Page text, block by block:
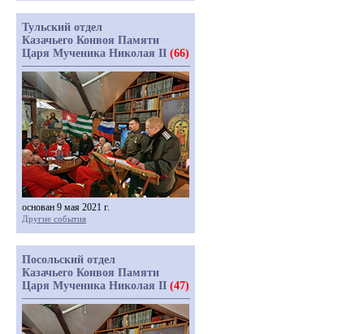
Тульский отдел
Казачьего Конвоя Памяти
Царя Мученика Николая II (66)
основан 9 мая 2021 г.
Другие события
Посольский отдел
Казачьего Конвоя Памяти
Царя Мученика Николая II (47)